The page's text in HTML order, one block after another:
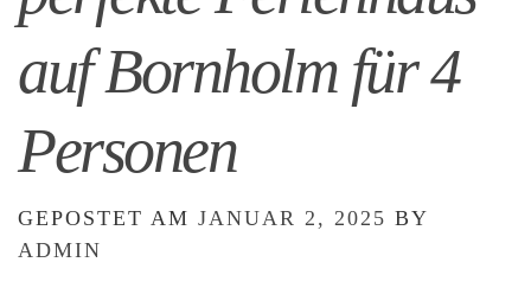
auf Bornholm für 4
Personen
GEPOSTET AM JANUAR 2, 2025 BY
ADMIN